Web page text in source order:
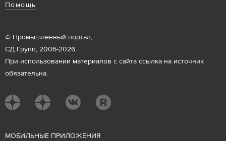
Помощь
© Промышленный портал,
СД Групп, 2006-2026.
При использовании материалов с сайта ссылка на источник
обязательна.
МОБИЛЬНЫЕ ПРИЛОЖЕНИЯ